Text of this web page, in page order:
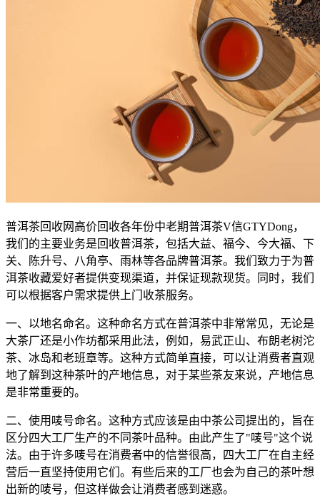
普洱茶回收网高价回收各年份中老期普洱茶V信GTYDong，
我们的主要业务是回收普洱茶，包括大益、福今、今大福、下
关、陈升号、八角亭、雨林等各品牌普洱茶。我们致力于为普
洱茶收藏爱好者提供变现渠道，并保证现款现货。同时，我们
可以根据客户需求提供上门收茶服务。
一、以地名命名。这种命名方式在普洱茶中非常常见，无论是
大茶厂还是小作坊都采用此法，例如，易武正山、布朗老树沱
茶、冰岛和老班章等。这种方式简单直接，可以让消费者直观
地了解到这种茶叶的产地信息，对于某些茶友来说，产地信息
是非常重要的。
二、使用唛号命名。这种方式应该是由中茶公司提出的，旨在
区分四大工厂生产的不同茶叶品种。由此产生了"唛号"这个说
法。由于许多唛号在消费者中的信誉很高，四大工厂在自主经
营后一直坚持使用它们。有些后来的工厂也会为自己的茶叶想
出新的唛号，但这样做会让消费者感到迷惑。